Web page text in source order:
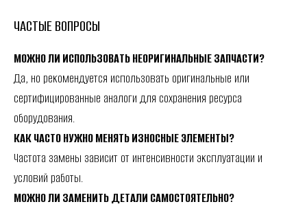
ЧАСТЫЕ ВОПРОСЫ
МОЖНО ЛИ ИСПОЛЬЗОВАТЬ НЕОРИГИНАЛЬНЫЕ ЗАПЧАСТИ?
Да, но рекомендуется использовать оригинальные или
сертифицированные аналоги для сохранения ресурса
оборудования.
КАК ЧАСТО НУЖНО МЕНЯТЬ ИЗНОСНЫЕ ЭЛЕМЕНТЫ?
Частота замены зависит от интенсивности эксплуатации и
условий работы.
МОЖНО ЛИ ЗАМЕНИТЬ ДЕТАЛИ САМОСТОЯТЕЛЬНО?